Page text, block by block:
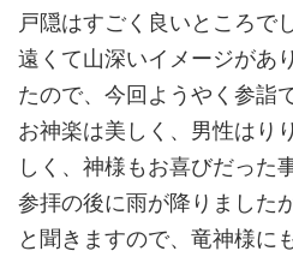
戸隠はすごく良いところで
遠くて山深いイメージがあ
たので、今回ようやく参詣
お神楽は美しく、男性はり
しく、神様もお喜びだった
参拝の後に雨が降りました
と聞きますので、竜神様に